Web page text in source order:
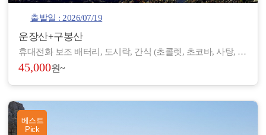
출발일 : 2026/07/19
운장산+구봉산
휴대전화 보조 배터리, 도시락, 간식 (초콜렛, 초코바, 사탕, 온수), 아이젠, 스틱, 랜턴, 장갑, 방한 재킷, 방한모, 무릎 보호대, 우의, 개인장비, 여벌 옷, 개인 상비약 등
45,000원~
베스트
Pick